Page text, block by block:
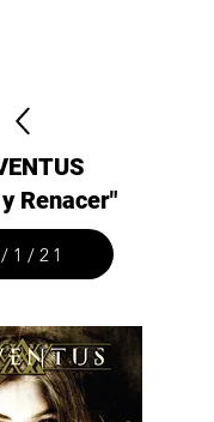
Renacer"
1/21